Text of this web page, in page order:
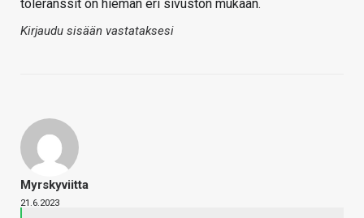
toleranssit on hieman eri sivuston mukaan.
Kirjaudu sisään vastataksesi
Myrskyviitta
21.6.2023